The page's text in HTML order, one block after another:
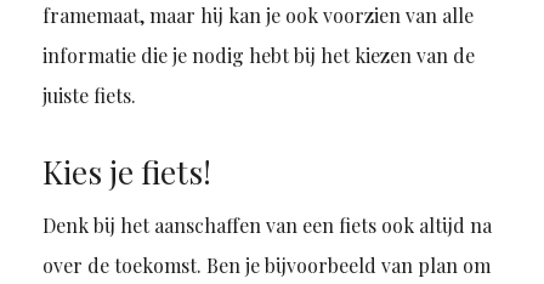
framemaat, maar hij kan je ook voorzien van alle
informatie die je nodig hebt bij het kiezen van de
juiste fiets.
Kies je fiets!
Denk bij het aanschaffen van een fiets ook altijd na
over de toekomst. Ben je bijvoorbeeld van plan om